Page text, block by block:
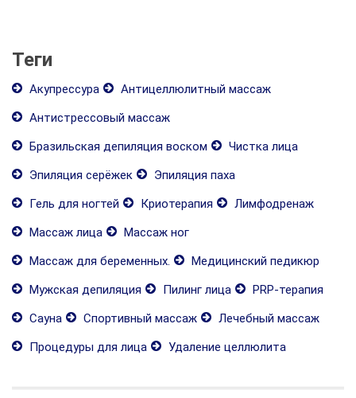
Теги
Акупрессура
Антицеллюлитный массаж
Антистрессовый массаж
Бразильская депиляция воском
Чистка лица
Эпиляция серёжек
Эпиляция паха
Гель для ногтей
Криотерапия
Лимфодренаж
Массаж лица
Массаж ног
Массаж для беременных.
Медицинский педикюр
Мужская депиляция
Пилинг лица
PRP-терапия
Сауна
Спортивный массаж
Лечебный массаж
Процедуры для лица
Удаление целлюлита